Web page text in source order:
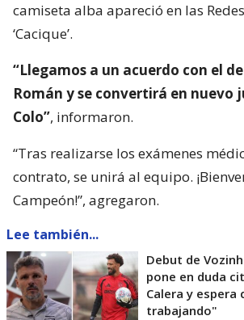
camiseta alba apareció en las
‘Cacique’.
“Llegamos a un acuerdo con el
Román y se convertirá en nuevo
Colo”, informaron.
“Tras realizarse los exámenes
contrato, se unirá al equipo.
Campeón!”, agregaron.
Lee también...
Debut de
pone en duda
Calera y espera
trabajando"